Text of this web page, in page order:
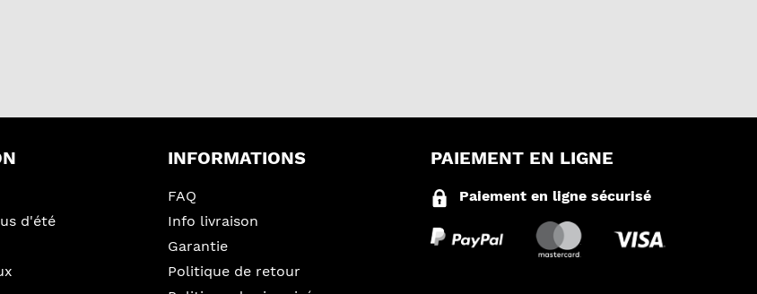
d'été
INFORMATIONS
FAQ
Info livraison
Garantie
Politique de retour
PAIEMENT EN LIGNE
Paiement en ligne sécurisé